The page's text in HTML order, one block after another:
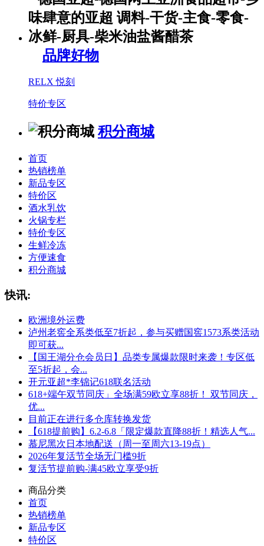
品牌好物
RELX 悦刻
特价专区
积分商城
首页
热销榜单
新品专区
特价区
酒水乳饮
火锅专栏
特价专区
生鲜冷冻
方便速食
积分商城
快讯:
欧洲境外运费
泸州老窖全系类低至7折起，参与买赠国窖1573系类活动
即可获...
【国王湖分仓会员日】品类专属爆款限时来袭！专区低
至5折起，会...
开元亚超*李锦记618联名活动
618+端午双节同庆」全场满59欧立享88折！ 双节同庆，
优...
目前正在进行多仓库转换发货
【618提前购】6.2-6.8「限定爆款直降88折！精选人气...
慕尼黑次日本地配送（周一至周六13-19点）
2026年复活节全场无门槛9折
复活节提前购-满45欧立享受9折
商品分类
首页
热销榜单
新品专区
特价区